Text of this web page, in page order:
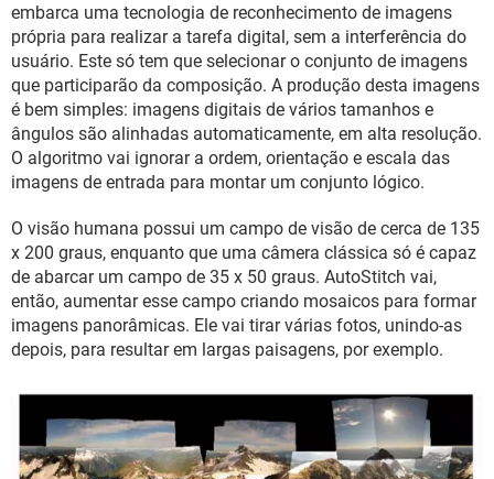
embarca uma tecnologia de reconhecimento de imagens
própria para realizar a tarefa digital, sem a interferência do
usuário. Este só tem que selecionar o conjunto de imagens
que participarão da composição. A produção desta imagens
é bem simples: imagens digitais de vários tamanhos e
ângulos são alinhadas automaticamente, em alta resolução.
O algoritmo vai ignorar a ordem, orientação e escala das
imagens de entrada para montar um conjunto lógico.
O visão humana possui um campo de visão de cerca de 135
x 200 graus, enquanto que uma câmera clássica só é capaz
de abarcar um campo de 35 x 50 graus. AutoStitch vai,
então, aumentar esse campo criando mosaicos para formar
imagens panorâmicas. Ele vai tirar várias fotos, unindo-as
depois, para resultar em largas paisagens, por exemplo.